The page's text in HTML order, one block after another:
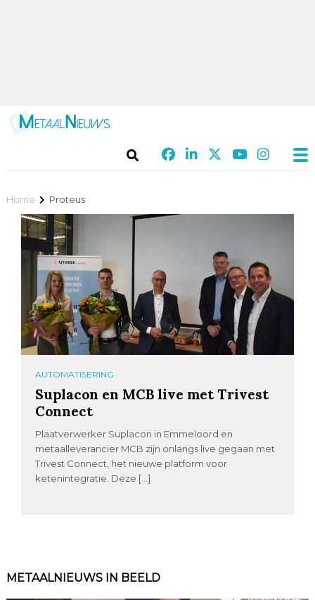
Home Proteus
AUTOMATISERING
Suplacon en MCB live met Trivest
Connect
Plaatverwerker Suplacon in Emmeloord en
metaalleverancier MCB zijn onlangs live gegaan met
Trivest Connect, het nieuwe platform voor
ketenintegratie. Deze […]
METAALNIEUWS IN BEELD